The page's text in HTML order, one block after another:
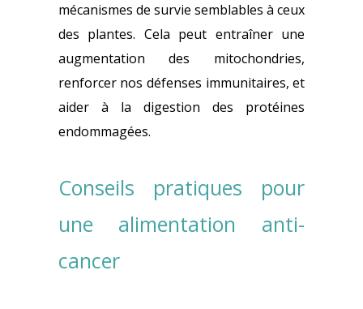
mécanismes de survie semblables à ceux
des plantes. Cela peut entraîner une
augmentation des mitochondries,
renforcer nos défenses immunitaires, et
aider à la digestion des protéines
endommagées.
Conseils pratiques pour
une alimentation anti-
cancer